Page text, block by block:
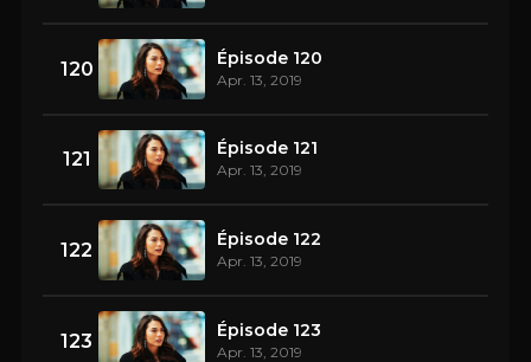
120 Épisode 120
Apr. 13, 2019
121 Épisode 121
Apr. 13, 2019
122 Épisode 122
Apr. 13, 2019
123 Épisode 123
Apr. 13, 2019